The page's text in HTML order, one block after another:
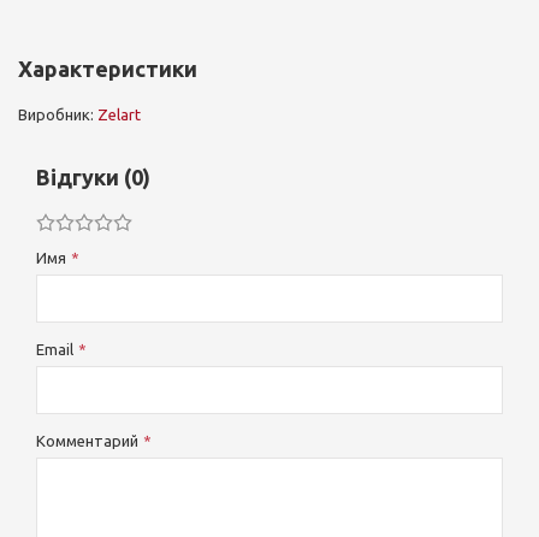
Характеристики
Виробник: Zelart
Відгуки (0)
Имя
Email
Комментарий